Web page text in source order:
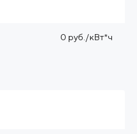
0 руб./кВт*ч